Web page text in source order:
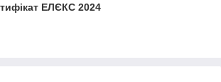
ЕЛЄКС 2024